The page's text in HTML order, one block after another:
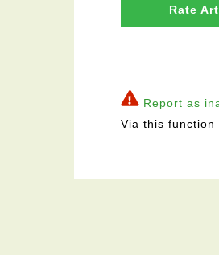
Rate
Report as
Via this function